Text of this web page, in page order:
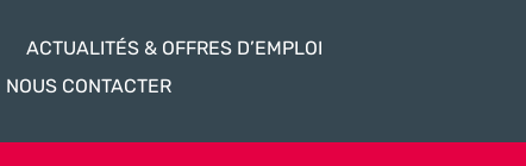
ACTUALITÉS & OFFRES D’EMPLOI
NOUS CONTACTER